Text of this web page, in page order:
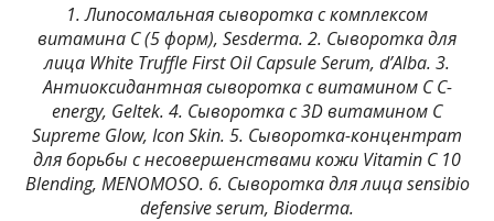
1. Липосомальная сыворотка с комплексом
витамина С (5 форм), Sesderma. 2. Сыворотка для
лица White Truffle First Oil Capsule Serum, d’Alba. 3.
Антиоксидантная сыворотка с витамином С С-
energy, Geltek. 4. Сыворотка c 3D витамином С
Supreme Glow, Icon Skin. 5. Сыворотка-концентрат
для борьбы с несовершенствами кожи Vitamin C 10
Blending, MENOMOSO. 6. Сыворотка для лица sensibio
defensive serum, Bioderma.